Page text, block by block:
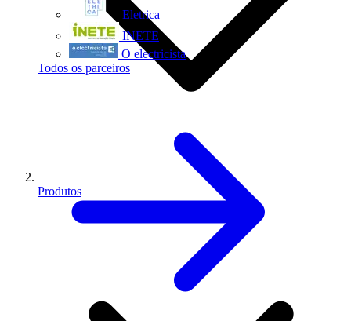
Eletrica
INETE
O electricista
Todos os parceiros
Produtos